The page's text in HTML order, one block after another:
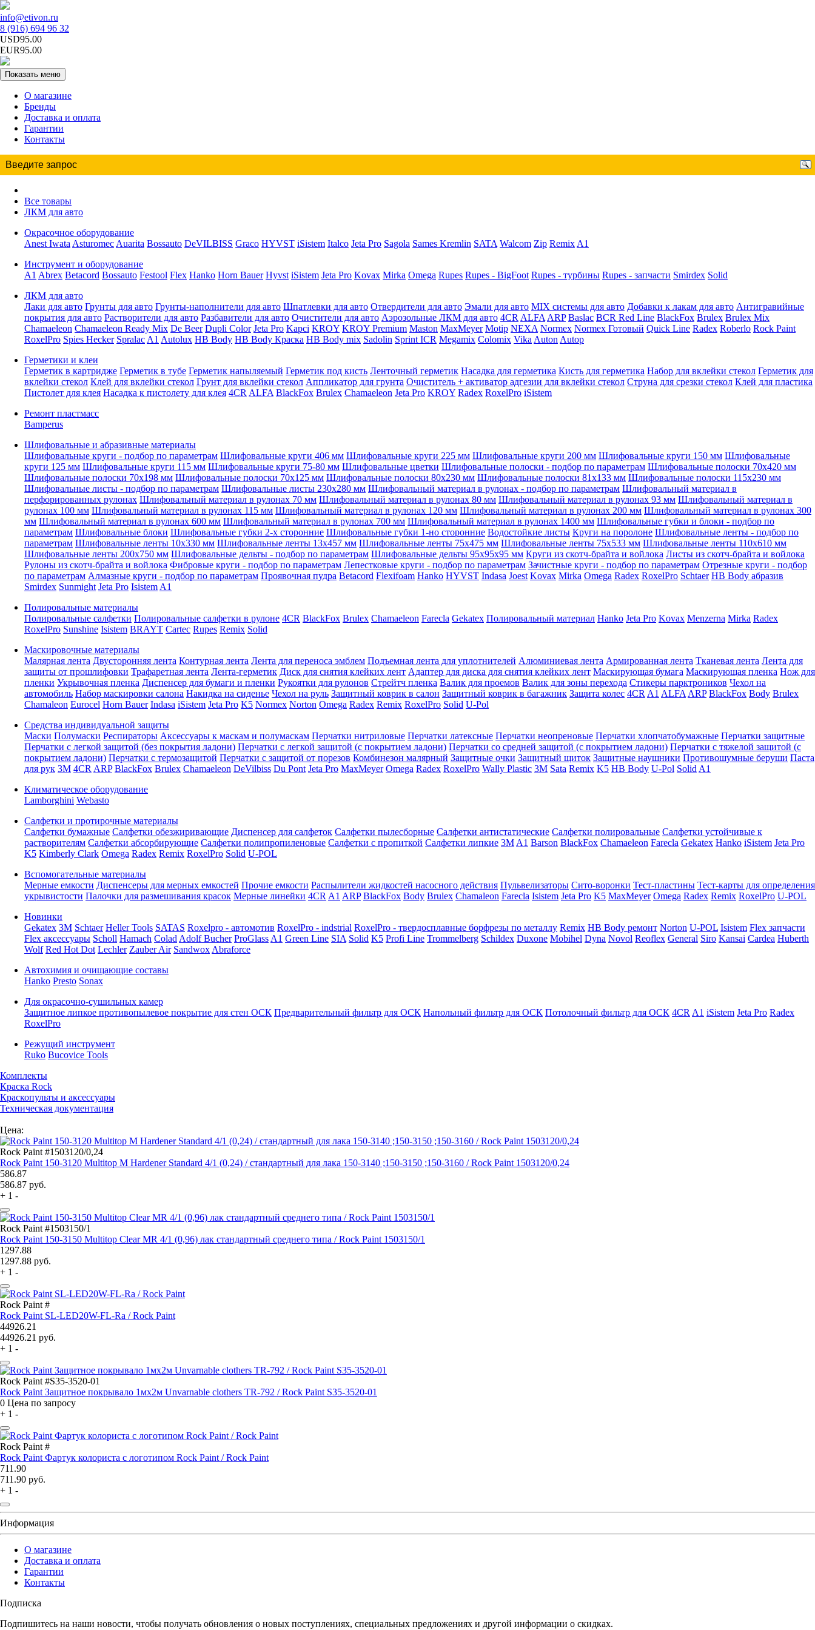
info@etivon.ru
8 (916) 694 96 32
USD95.00
EUR95.00
Показать меню
О магазине
Бренды
Доставка и оплата
Гарантии
Контакты
Все товары
ЛКМ для авто
Окрасочное оборудование
Anest Iwata Asturomec Auarita Bossauto DeVILBISS Graco HYVST iSistem Italco Jeta Pro Sagola Sames Kremlin SATA Walcom Zip Remix A1
Инструмент и оборудование
A1 Abrex Betacord Bossauto Festool Flex Hanko Horn Bauer Hyvst iSistem Jeta Pro Kovax Mirka Omega Rupes Rupes - BigFoot Rupes - турбины Rupes - запчасти Smirdex Solid
ЛКМ для авто
Лаки для авто Грунты для авто Грунты-наполнители для авто Шпатлевки для авто Отвердители для авто Эмали для авто MIX системы для авто Добавки к лакам для авто Антигравийные
покрытия для авто Растворители для авто Разбавители для авто Очистители для авто Аэрозольные ЛКМ для авто 4CR ALFA ARP Baslac BCR Red Line BlackFox Brulex Brulex Mix
Chamaeleon Chamaeleon Ready Mix De Beer Dupli Color Jeta Pro Kapci KROY KROY Premium Maston MaxMeyer Motip NEXA Normex Normex Готовый Quick Line Radex Roberlo Rock Paint
RoxelPro Spies Hecker Spralac A1 Autolux HB Body HB Body Краска HB Body mix Sadolin Sprint ICR Megamix Colomix Vika Auton Autop
Герметики и клеи
Герметик в картридже Герметик в тубе Герметик напыляемый Герметик под кисть Ленточный герметик Насадка для герметика Кисть для герметика Набор для вклейки стекол Герметик для
вклейки стекол Клей для вклейки стекол Грунт для вклейки стекол Аппликатор для грунта Очиститель + активатор адгезии для вклейки стекол Струна для срезки стекол Клей для пластика
Пистолет для клея Насадка к пистолету для клея 4CR ALFA BlackFox Brulex Chamaeleon Jeta Pro KROY Radex RoxelPro iSistem
Ремонт пластмасс
Bamperus
Шлифовальные и абразивные материалы
Шлифовальные круги - подбор по параметрам Шлифовальные круги 406 мм Шлифовальные круги 225 мм Шлифовальные круги 200 мм Шлифовальные круги 150 мм Шлифовальные
круги 125 мм Шлифовальные круги 115 мм Шлифовальные круги 75-80 мм Шлифовальные цветки Шлифовальные полоски - подбор по параметрам Шлифовальные полоски 70x420 мм
Шлифовальные полоски 70x198 мм Шлифовальные полоски 70x125 мм Шлифовальные полоски 80x230 мм Шлифовальные полоски 81x133 мм Шлифовальные полоски 115x230 мм
Шлифовальные листы - подбор по параметрам Шлифовальные листы 230x280 мм Шлифовальный материал в рулонах - подбор по параметрам Шлифовальный материал в
перфорированных рулонах Шлифовальный материал в рулонах 70 мм Шлифовальный материал в рулонах 80 мм Шлифовальный материал в рулонах 93 мм Шлифовальный материал в
рулонах 100 мм Шлифовальный материал в рулонах 115 мм Шлифовальный материал в рулонах 120 мм Шлифовальный материал в рулонах 200 мм Шлифовальный материал в рулонах 300
мм Шлифовальный материал в рулонах 600 мм Шлифовальный материал в рулонах 700 мм Шлифовальный материал в рулонах 1400 мм Шлифовальные губки и блоки - подбор по
параметрам Шлифовальные блоки Шлифовальные губки 2-х сторонние Шлифовальные губки 1-но сторонние Водостойкие листы Круги на поролоне Шлифовальные ленты - подбор по
параметрам Шлифовальные ленты 10x330 мм Шлифовальные ленты 13x457 мм Шлифовальные ленты 75x475 мм Шлифовальные ленты 75x533 мм Шлифовальные ленты 110x610 мм
Шлифовальные ленты 200x750 мм Шлифовальные дельты - подбор по параметрам Шлифовальные дельты 95x95x95 мм Круги из скотч-брайта и войлока Листы из скотч-брайта и войлока
Рулоны из скотч-брайта и войлока Фибровые круги - подбор по параметрам Лепестковые круги - подбор по параметрам Зачистные круги - подбор по параметрам Отрезные круги - подбор
по параметрам Алмазные круги - подбор по параметрам Проявочная пудра Betacord Flexifoam Hanko HYVST Indasa Joest Kovax Mirka Omega Radex RoxelPro Schtaer HB Body абразив
Smirdex Sunmight Jeta Pro Isistem A1
Полировальные материалы
Полировальные салфетки Полировальные салфетки в рулоне 4CR BlackFox Brulex Chamaeleon Farecla Gekatex Полировальный материал Hanko Jeta Pro Kovax Menzerna Mirka Radex
RoxelPro Sunshine Isistem BRAYT Cartec Rupes Remix Solid
Маскировочные материалы
Малярная лента Двусторонняя лента Контурная лента Лента для переноса эмблем Подъемная лента для уплотнителей Алюминиевая лента Армированная лента Тканевая лента Лента для
защиты от прошлифовки Трафаретная лента Лента-герметик Диск для снятия клейких лент Адаптер для диска для снятия клейких лент Маскирующая бумага Маскирующая пленка Нож для
пленки Укрывочная пленка Диспенсер для бумаги и пленки Рукоятки для рулонов Стрейтч пленка Валик для проемов Валик для зоны перехода Стикеры парктроников Чехол на
автомобиль Набор маскировки салона Накидка на сиденье Чехол на руль Защитный коврик в салон Защитный коврик в багажник Защита колес 4CR A1 ALFA ARP BlackFox Body Brulex
Chamaleon Eurocel Horn Bauer Indasa iSistem Jeta Pro K5 Normex Norton Omega Radex Remix RoxelPro Solid U-Pol
Средства индивидуальной защиты
Маски Полумаски Респираторы Аксессуары к маскам и полумаскам Перчатки нитриловые Перчатки латексные Перчатки неопреновые Перчатки хлопчатобумажные Перчатки защитные
Перчатки с легкой защитой (без покрытия ладони) Перчатки с легкой защитой (с покрытием ладони) Перчатки со средней защитой (с покрытием ладони) Перчатки с тяжелой защитой (с
покрытием ладони) Перчатки с термозащитой Перчатки с защитой от порезов Комбинезон малярный Защитные очки Защитный щиток Защитные наушники Противошумные беруши Паста
для рук 3M 4CR ARP BlackFox Brulex Chamaeleon DeVilbiss Du Pont Jeta Pro MaxMeyer Omega Radex RoxelPro Wally Plastic 3M Sata Remix K5 HB Body U-Pol Solid A1
Климатическое оборудование
Lamborghini Webasto
Салфетки и протирочные материалы
Салфетки бумажные Салфетки обезжиривающие Диспенсер для салфеток Салфетки пылесборные Салфетки антистатические Салфетки полировальные Салфетки устойчивые к
растворителям Салфетки абсорбирующие Салфетки полипропиленовые Салфетки с пропиткой Салфетки липкие 3M A1 Barson BlackFox Chamaeleon Farecla Gekatex Hanko iSistem Jeta Pro
K5 Kimberly Clark Omega Radex Remix RoxelPro Solid U-POL
Вспомогательные материалы
Мерные емкости Диспенсеры для мерных емкостей Прочие емкости Распылители жидкостей насосного действия Пульвелизаторы Сито-воронки Тест-пластины Тест-карты для определения
укрывистости Палочки для размешивания красок Мерные линейки 4CR A1 ARP BlackFox Body Brulex Chamaleon Farecla Isistem Jeta Pro K5 MaxMeyer Omega Radex Remix RoxelPro U-POL
Новинки
Gekatex 3M Schtaer Heller Tools SATAS Roxelpro - автомотив RoxelPro - indstrial RoxelPro - твердосплавные борфрезы по металлу Remix HB Body ремонт Norton U-POL Isistem Flex запчасти
Flex аксессуары Scholl Hamach Colad Adolf Bucher ProGlass A1 Green Line SIA Solid K5 Profi Line Trommelberg Schildex Duxone Mobihel Dyna Novol Reoflex General Siro Kansai Cardea Huberth
Wolf Red Hot Dot Lechler Zauber Air Sandwox Abraforce
Автохимия и очищающие составы
Hanko Presto Sonax
Для окрасочно-сушильных камер
Защитное липкое противопылевое покрытие для стен ОСК Предварительный фильтр для ОСК Напольный фильтр для ОСК Потолочный фильтр для ОСК 4CR A1 iSistem Jeta Pro Radex
RoxelPro
Режущий инструмент
Ruko Bucovice Tools
Комплекты
Краска Rock
Краскопульты и аксессуары
Техническая документация
Цена:
Rock Paint #1503120/0,24
Rock Paint 150-3120 Multitop M Hardener Standard 4/1 (0,24) / стандартный для лака 150-3140 ;150-3150 ;150-3160 / Rock Paint 1503120/0,24
586.87
586.87 руб.
+ 1 -
Rock Paint #1503150/1
Rock Paint 150-3150 Multitop Clear MR 4/1 (0,96) лак стандартный среднего типа / Rock Paint 1503150/1
1297.88
1297.88 руб.
+ 1 -
Rock Paint #
Rock Paint SL-LED20W-FL-Ra / Rock Paint
44926.21
44926.21 руб.
+ 1 -
Rock Paint #S35-3520-01
Rock Paint Защитное покрывало 1мx2м Unvarnable clothers TR-792 / Rock Paint S35-3520-01
0 Цена по запросу
+ 1 -
Rock Paint #
Rock Paint Фартук колориста с логотипом Rock Paint / Rock Paint
711.90
711.90 руб.
+ 1 -
Информация
О магазине
Доставка и оплата
Гарантии
Контакты
Подписка
Подпишитесь на наши новости, чтобы получать обновления о новых поступлениях, специальных предложениях и другой информации о скидках.